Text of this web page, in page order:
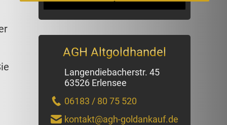
AGH Altgoldhandel
Langendiebacherstr. 45
63526 Erlensee
06183 / 80 75 520
kontakt@agh-goldankauf.de